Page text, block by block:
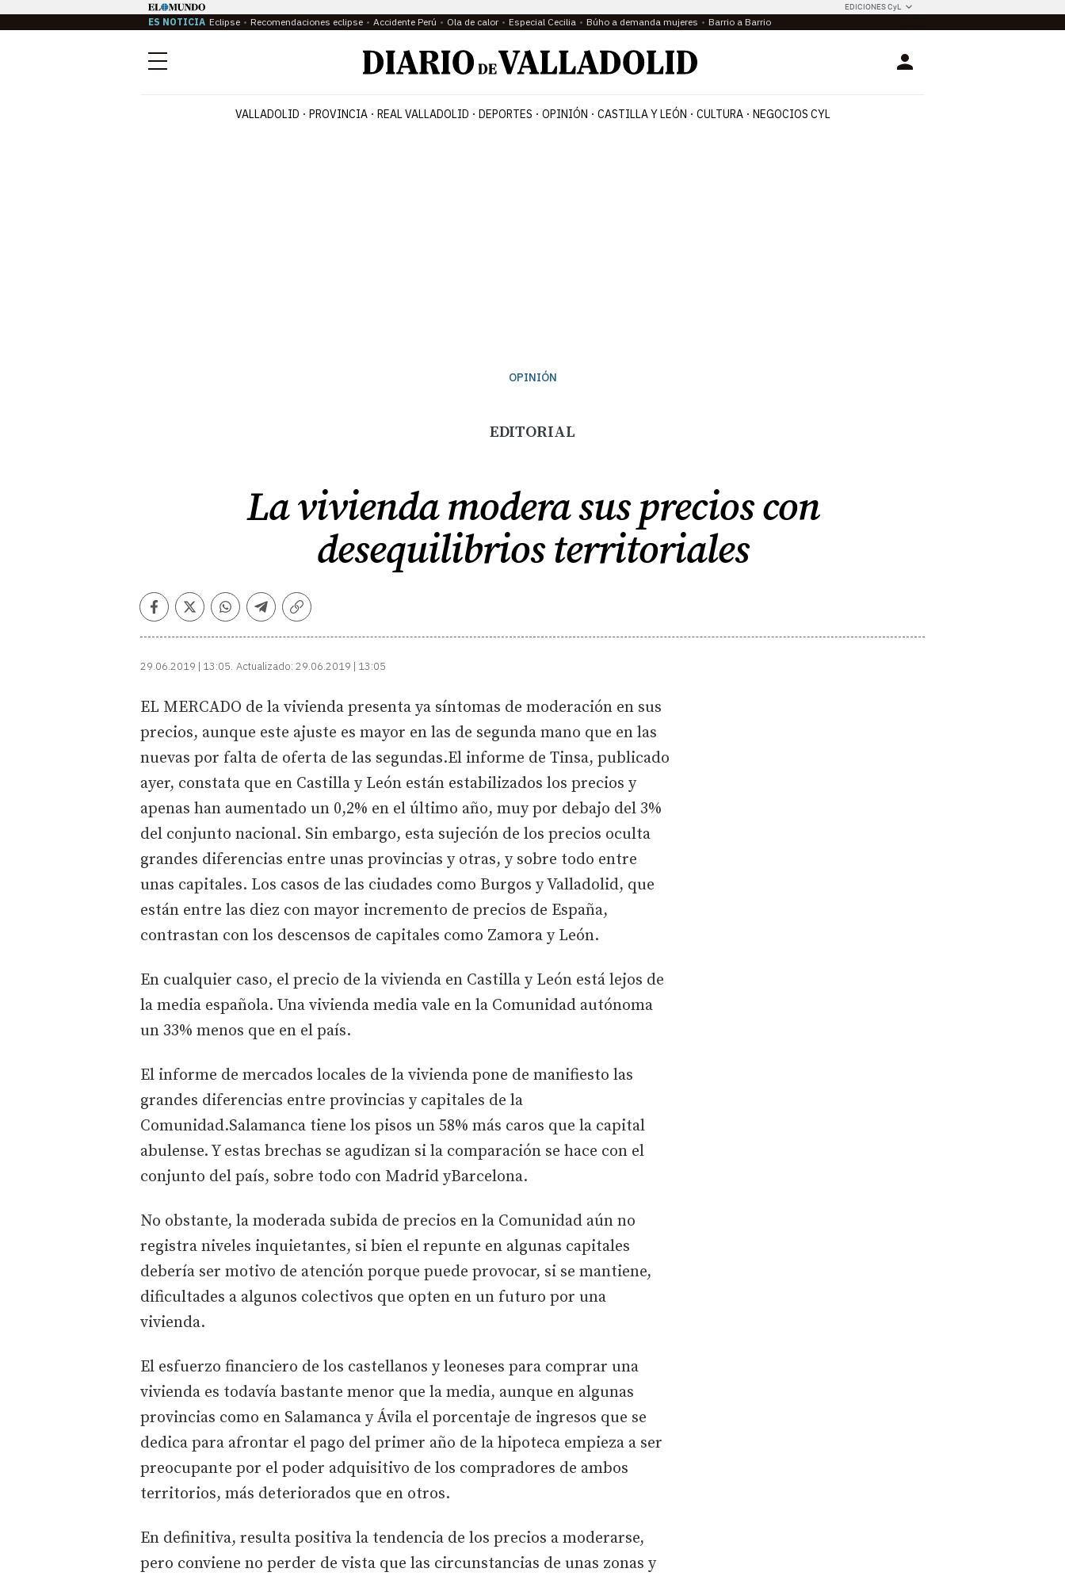
EDICIONES CyL
ES NOTICIA Eclipse Recomendaciones eclipse Accidente Perú Ola de calor Especial Cecilia Búho a demanda mujeres Barrio a Barrio
Menú Login
VALLADOLID PROVINCIA REAL VALLADOLID DEPORTES OPINIÓN CASTILLA Y LEÓN CULTURA NEGOCIOS CYL
OPINIÓN
EDITORIAL
La vivienda modera sus precios con
desequilibrios territoriales
Facebook
TwitterWhatsapp
Telegram
Copiar
29.06.2019 | 13:05 Actualizado: 29.06.2019 | 13:05
EL MERCADO de la vivienda presenta ya síntomas de moderación en sus
precios, aunque este ajuste es mayor en las de segunda mano que en las
nuevas por falta de oferta de las segundas.El informe de Tinsa, publicado
ayer, constata que en Castilla y León están estabilizados los precios y
apenas han aumentado un 0,2% en el último año, muy por debajo del 3%
del conjunto nacional. Sin embargo, esta sujeción de los precios oculta
grandes diferencias entre unas provincias y otras, y sobre todo entre
unas capitales. Los casos de las ciudades como Burgos y Valladolid, que
están entre las diez con mayor incremento de precios de España,
contrastan con los descensos de capitales como Zamora y León.
En cualquier caso, el precio de la vivienda en Castilla y León está lejos de
la media española. Una vivienda media vale en la Comunidad autónoma
un 33% menos que en el país.
El informe de mercados locales de la vivienda pone de manifiesto las
grandes diferencias entre provincias y capitales de la
Comunidad.Salamanca tiene los pisos un 58% más caros que la capital
abulense. Y estas brechas se agudizan si la comparación se hace con el
conjunto del país, sobre todo con Madrid yBarcelona.
No obstante, la moderada subida de precios en la Comunidad aún no
registra niveles inquietantes, si bien el repunte en algunas capitales
debería ser motivo de atención porque puede provocar, si se mantiene,
dificultades a algunos colectivos que opten en un futuro por una
vivienda.
El esfuerzo financiero de los castellanos y leoneses para comprar una
vivienda es todavía bastante menor que la media, aunque en algunas
provincias como en Salamanca y Ávila el porcentaje de ingresos que se
dedica para afrontar el pago del primer año de la hipoteca empieza a ser
preocupante por el poder adquisitivo de los compradores de ambos
territorios, más deteriorados que en otros.
En definitiva, resulta positiva la tendencia de los precios a moderarse,
pero conviene no perder de vista que las circunstancias de unas zonas y